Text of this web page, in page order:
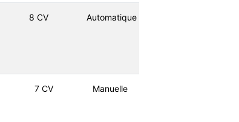
8 CV Automatique
7 CV Manuelle